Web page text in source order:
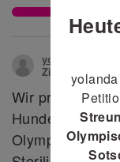
yolanda S.
Zielperson/
Wir protestieren
Hunden und
Olympischen